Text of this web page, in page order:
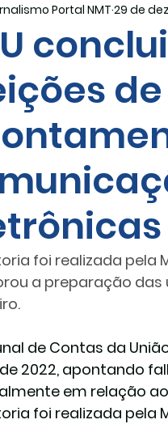
Geral
Editais
de
Portal NMT 29 de
foi realizada pela
a preparação das
de Contas da
2022, apontando
em relação
foi realizada pela